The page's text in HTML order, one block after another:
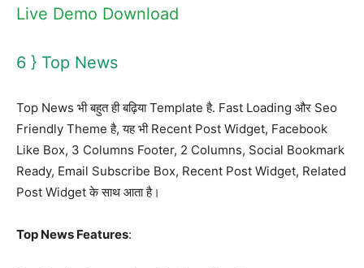
Live Demo Download
6 } Top News
Top News भी बहुत ही बढ़िया Template है. Fast Loading और Seo
Friendly Theme है, यह भी Recent Post Widget, Facebook
Like Box, 3 Columns Footer, 2 Columns, Social Bookmark
Ready, Email Subscribe Box, Recent Post Widget, Related
Post Widget के साथ आता है।
Top News Features: